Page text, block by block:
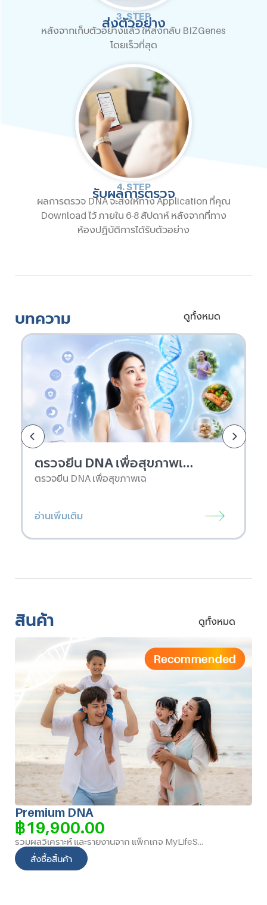
3. STEP
ส่งตัวอย่าง
หลังจากเก็บตัวอย่างแล้ว ให้ส่งกลับ BIZGenes
โดยเร็วที่สุด
4. STEP
รับผลการตรวจ
ผลการตรวจ DNA จะส่งให้ทาง Application ที่คุณ
Download ไว้ ภายใน 6-8 สัปดาห์ หลังจากที่ทาง
ห้องปฏิบัติการได้รับตัวอย่าง
บทความ ดูทั้งหมด
ตรวจยีน DNA เพื่อสุขภาพเฉพาะบุคคล คืออะไร และเริ่มต้นยังไง
ตรวจยีน DNA เพื่อสุขภาพเฉ
อ่านเพิ่มเติม
สินค้า ดูทั้งหมด
Premium DNA
฿19,900.00
รวมผลวิเคราะห์ และรายงานจาก แพ็กเกจ MyLifeStyle DNA + MyHealth DNA และ เพิ่มเติม ผลวิเคราะห์พิเศษ
สั่งซื้อสิ้นค้า